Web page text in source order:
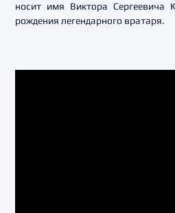
носит имя Виктора Сергеевича
рождения легендарного вратаря.